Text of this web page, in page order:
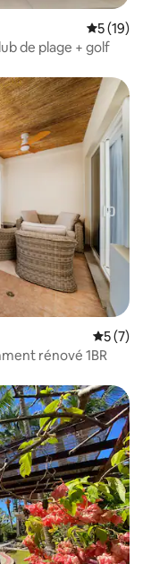
Note
5 (19)
de plage + golf
aimés
Note
5 (7)
rénové 1BR